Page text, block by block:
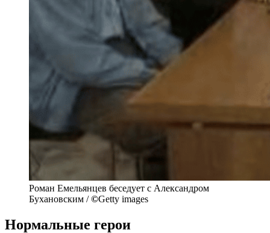
Роман Емельянцев беседует с Александром
Бухановским /©Getty images
Нормальные герои